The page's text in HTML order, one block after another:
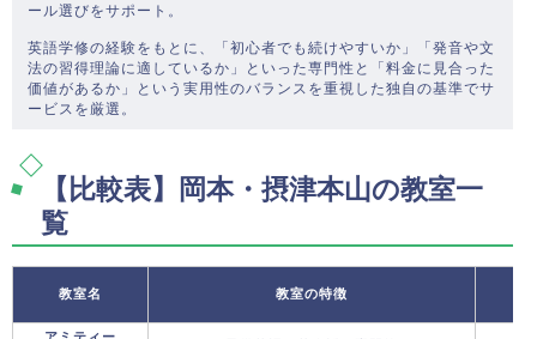
ール選びをサポート。
英語学修の経験をもとに、「初心者でも続けやすいか」「発音や文
法の習得理論に適しているか」といった専門性と「料金に見合った
価値があるか」という実用性のバランスを重視した独自の基準でサ
ービスを厳選。
【比較表】岡本・摂津本山の教室一
覧
教室名 教室の特徴